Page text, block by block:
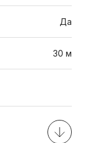
Да
30 м